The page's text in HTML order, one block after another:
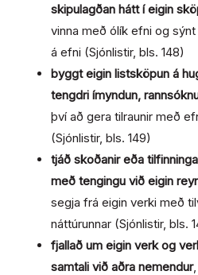
skipulagðan hátt í eigin
vinna með ólík efni og
á efni (Sjónlistir, bls. 148)
byggt eigin listsköpun á
tengdri ímyndun,
því að gera tilraunir með
(Sjónlistir, bls. 149)
tjáð skoðanir eða
með tengingu við eigin
segja frá eigin verki með
náttúrunnar (Sjónlistir, bls.
fjallað um eigin verk og
samtali við aðra nemendur